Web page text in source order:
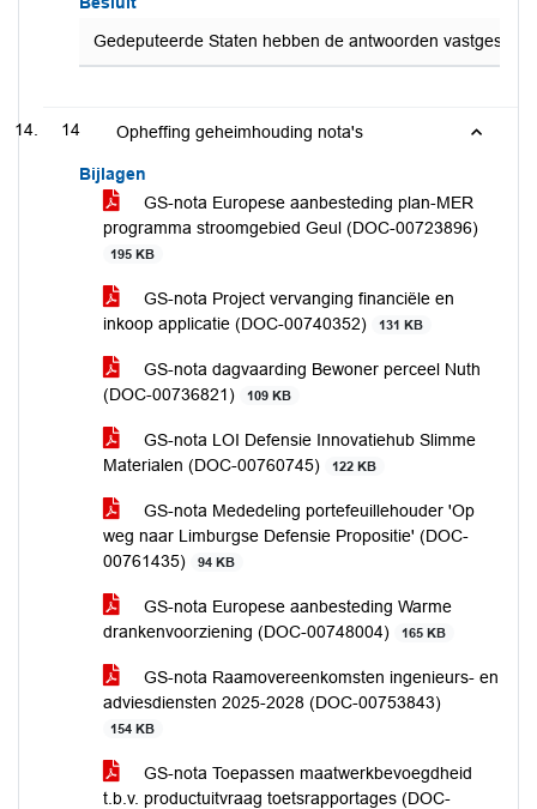
Gedeputeerde Staten hebben de antwoorden
14 Opheffing geheimhouding nota's
Bijlagen
GS-nota Europese aanbesteding plan-MER
programma stroomgebied Geul (DOC-00723896)
195 KB
GS-nota Project vervanging financiële en
inkoop applicatie (DOC-00740352)
131 KB
GS-nota dagvaarding Bewoner perceel Nuth
(DOC-00736821)
109 KB
GS-nota LOI Defensie Innovatiehub Slimme
Materialen (DOC-00760745)
122 KB
GS-nota Mededeling portefeuillehouder 'Op
weg naar Limburgse Defensie Propositie' (DOC-
00761435)
94 KB
GS-nota Europese aanbesteding Warme
drankenvoorziening (DOC-00748004)
165 KB
GS-nota Raamovereenkomsten ingenieurs- en
adviesdiensten 2025-2028 (DOC-00753843)
154 KB
GS-nota Toepassen maatwerkbevoegdheid
t.b.v. productuitvraag toetsrapportages (DOC-